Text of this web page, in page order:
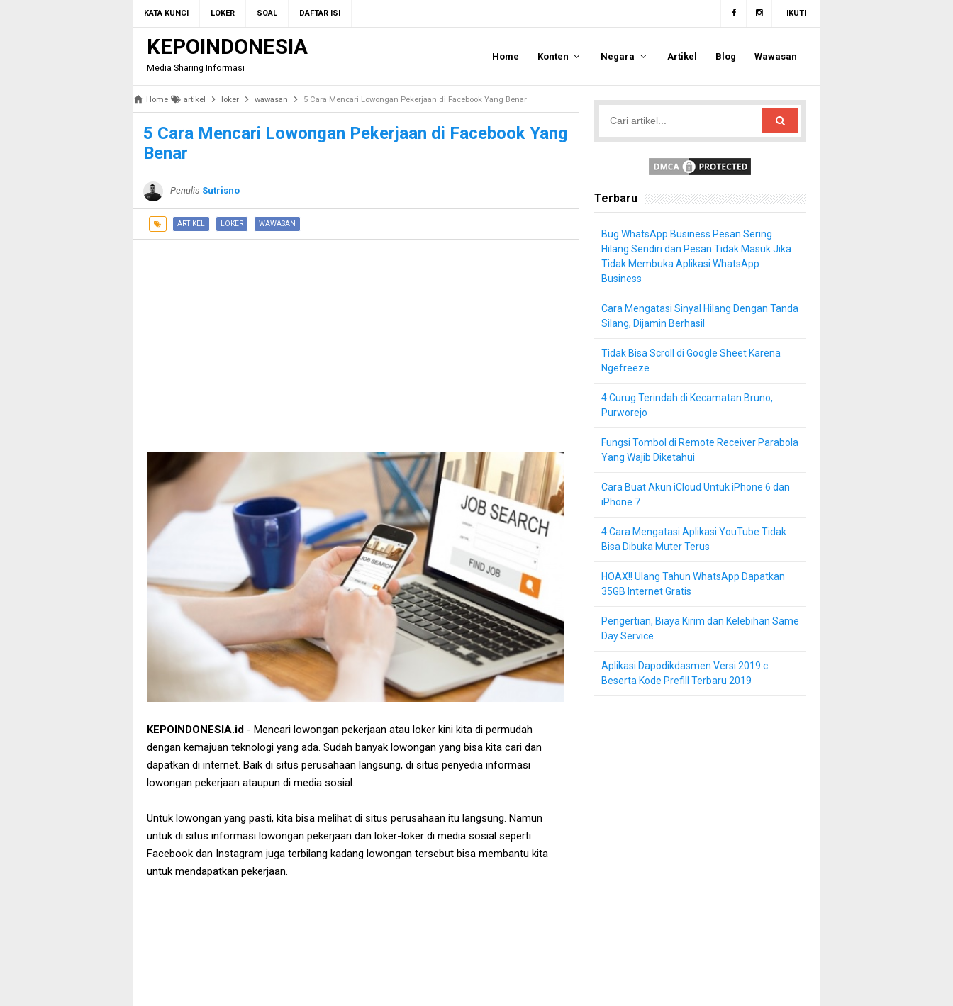
KATA KUNCI LOKER SOAL DAFTAR ISI IKUTI
KEPOINDONESIA
Media Sharing Informasi
Home Konten Negara Artikel Blog Wawasan
Home artikel loker wawasan 5 Cara Mencari Lowongan Pekerjaan di Facebook Yang Benar
5 Cara Mencari Lowongan Pekerjaan di Facebook Yang
Benar
Penulis Sutrisno
ARTIKEL LOKER WAWASAN
KEPOINDONESIA.id - Mencari lowongan pekerjaan atau loker kini kita di permudah
dengan kemajuan teknologi yang ada. Sudah banyak lowongan yang bisa kita cari dan
dapatkan di internet. Baik di situs perusahaan langsung, di situs penyedia informasi
lowongan pekerjaan ataupun di media sosial.
Untuk lowongan yang pasti, kita bisa melihat di situs perusahaan itu langsung. Namun
untuk di situs informasi lowongan pekerjaan dan loker-loker di media sosial seperti
Facebook dan Instagram juga terbilang kadang lowongan tersebut bisa membantu kita
untuk mendapatkan pekerjaan.
Terbaru
Bug WhatsApp Business Pesan Sering
Hilang Sendiri dan Pesan Tidak Masuk Jika
Tidak Membuka Aplikasi WhatsApp
Business
Cara Mengatasi Sinyal Hilang Dengan Tanda
Silang, Dijamin Berhasil
Tidak Bisa Scroll di Google Sheet Karena
Ngefreeze
4 Curug Terindah di Kecamatan Bruno,
Purworejo
Fungsi Tombol di Remote Receiver Parabola
Yang Wajib Diketahui
Cara Buat Akun iCloud Untuk iPhone 6 dan
iPhone 7
4 Cara Mengatasi Aplikasi YouTube Tidak
Bisa Dibuka Muter Terus
HOAX!! Ulang Tahun WhatsApp Dapatkan
35GB Internet Gratis
Pengertian, Biaya Kirim dan Kelebihan Same
Day Service
Aplikasi Dapodikdasmen Versi 2019.c
Beserta Kode Prefill Terbaru 2019